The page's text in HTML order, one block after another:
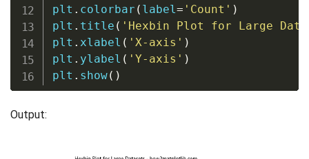
plt . colorbar ( label = 'Count' )
plt . title ( 'Hexbin Plot for Large
plt . xlabel ( 'X-axis' )
plt . ylabel ( 'Y-axis' )
plt . show( )
Output: